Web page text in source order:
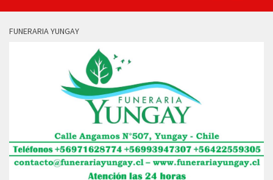
FUNERARIA YUNGAY